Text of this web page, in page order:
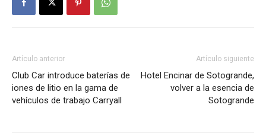
Artículo anterior
Club Car introduce baterías de
iones de litio en la gama de
vehículos de trabajo Carryall
Artículo siguiente
Hotel Encinar de Sotogrande,
volver a la esencia de
Sotogrande